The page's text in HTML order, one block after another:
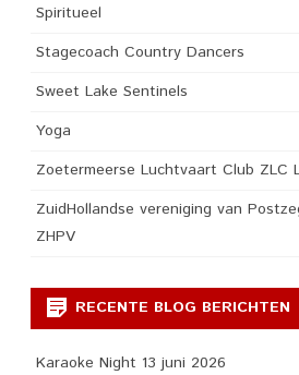
Spiritueel
Stagecoach Country Dancers
Sweet Lake Sentinels
Yoga
Zoetermeerse Luchtvaart Club ZLC
ZuidHollandse vereniging van
ZHPV
RECENTE BLOG BERICHTEN
Karaoke Night 13 juni 2026